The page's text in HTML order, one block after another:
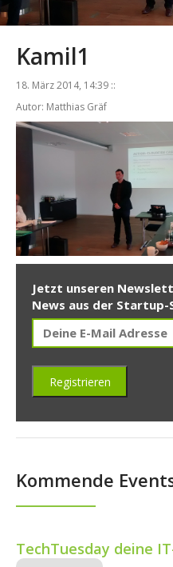
Kamil1
18. März 2014, 14:39 ::
Autor: Matthias Gräf
Jetzt unseren
News aus der Startup-
Kommende
TechTuesday deine